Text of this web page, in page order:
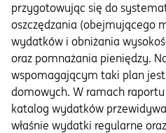
Centrum pomocy
Informacje i dokumenty
O nas
przygotowując się do
oszczędzania (obejmującego
wydatków i obniżania
oraz pomnażania pieniędzy.
wspomagającym taki plan
domowych. W ramach
katalog wydatków
właśnie wydatki regularne